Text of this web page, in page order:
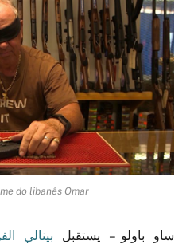
do libanês Omar
ساو باولو – يستقبل بينالي